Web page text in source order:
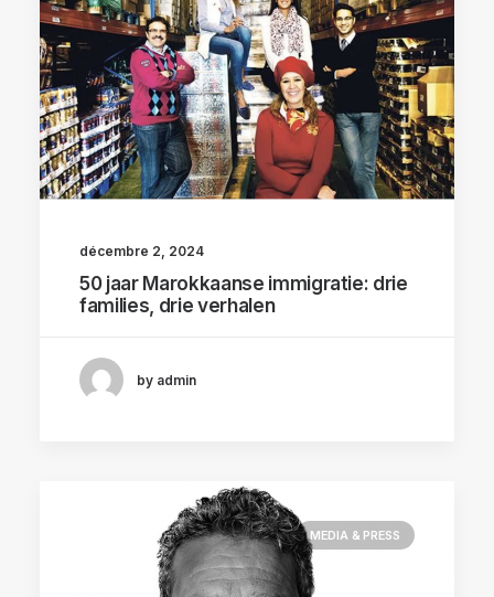
décembre 2, 2024
50 jaar Marokkaanse immigratie: drie
families, drie verhalen
by admin
MEDIA & PRESS